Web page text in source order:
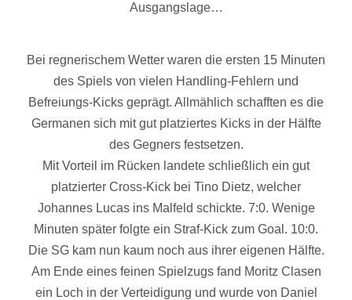
Ausgangslage…
Bei regnerischem Wetter waren die ersten 15 Minuten
des Spiels von vielen Handling-Fehlern und
Befreiungs-Kicks geprägt. Allmählich schafften es die
Germanen sich mit gut platziertes Kicks in der Hälfte
des Gegners festsetzen.
Mit Vorteil im Rücken landete schließlich ein gut
platzierter Cross-Kick bei Tino Dietz, welcher
Johannes Lucas ins Malfeld schickte. 7:0. Wenige
Minuten später folgte ein Straf-Kick zum Goal. 10:0.
Die SG kam nun kaum noch aus ihrer eigenen Hälfte.
Am Ende eines feinen Spielzugs fand Moritz Clasen
ein Loch in der Verteidigung und wurde von Daniel